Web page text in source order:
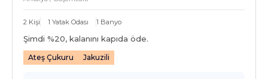
2 Kişi 1 Yatak Odası 1 Banyo
Şimdi %20, kalanını kapıda öde.
Ateş Çukuru Jakuzili